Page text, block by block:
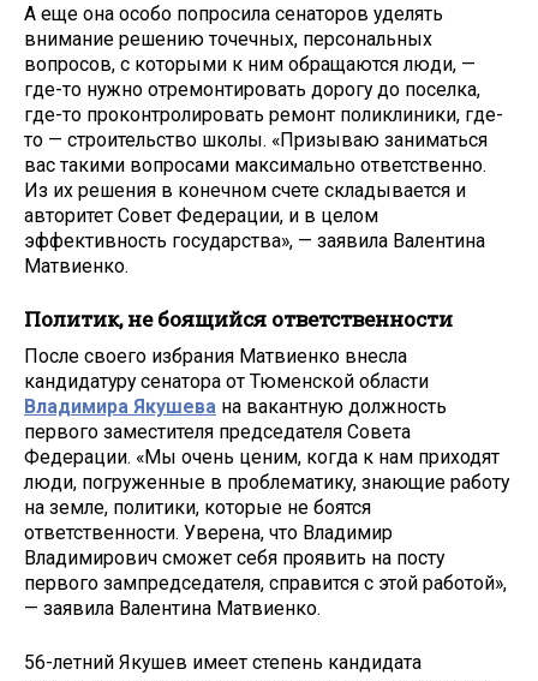
А еще она особо попросила сенаторов уделять
внимание решению точечных, персональных
вопросов, с которыми к ним обращаются люди, —
где-то нужно отремонтировать дорогу до поселка,
где-то проконтролировать ремонт поликлиники, где-
то — строительство школы. «Призываю заниматься
вас такими вопросами максимально ответственно.
Из их решения в конечном счете складывается и
авторитет Совет Федерации, и в целом
эффективность государства», — заявила Валентина
Матвиенко.
Политик, не боящийся ответственности
После своего избрания Матвиенко внесла
кандидатуру сенатора от Тюменской области
Владимира Якушева на вакантную должность
первого заместителя председателя Совета
Федерации. «Мы очень ценим, когда к нам приходят
люди, погруженные в проблематику, знающие работу
на земле, политики, которые не боятся
ответственности. Уверена, что Владимир
Владимирович сможет себя проявить на посту
первого зампредседателя, справится с этой работой»,
— заявила Валентина Матвиенко.
56-летний Якушев имеет степень кандидата